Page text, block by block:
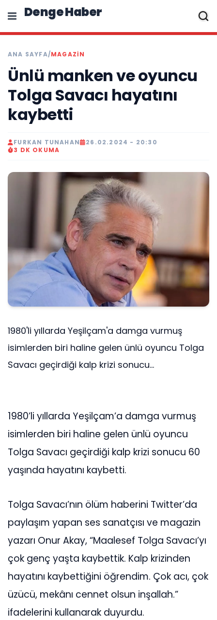
Denge Haber
ANA SAYFA/MAGAZIN
Ünlü manken ve oyuncu
Tolga Savacı hayatını
kaybetti
FURKAN TUNAHAN
26.02.2024 - 20:30
3 DK OKUMA
1980'li yıllarda Yeşilçam'a damga vurmuş
isimlerden biri haline gelen ünlü oyuncu Tolga
Savacı geçirdiği kalp krizi sonucu...
1980’li yıllarda Yeşilçam’a damga vurmuş
isimlerden biri haline gelen ünlü oyuncu
Tolga Savacı geçirdiği kalp krizi sonucu 60
yaşında hayatını kaybetti.
Tolga Savacı’nın ölüm haberini Twitter’da
paylaşım yapan ses sanatçısı ve magazin
yazarı Onur Akay, “Maalesef Tolga Savacı’yı
çok genç yaşta kaybettik. Kalp krizinden
hayatını kaybettiğini öğrendim. Çok acı, çok
üzücü, mekânı cennet olsun inşallah.”
ifadelerini kullanarak duyurdu.